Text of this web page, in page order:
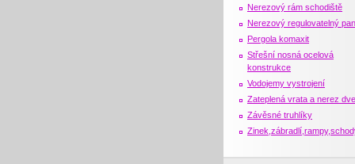
Nerezový rám schodiště
Nerezový regulovatelný
Pergola komaxit
Střešní nosná ocelová
konstrukce
Vodojemy vystrojení
Zateplená vrata a nerez
Závěsné truhlíky